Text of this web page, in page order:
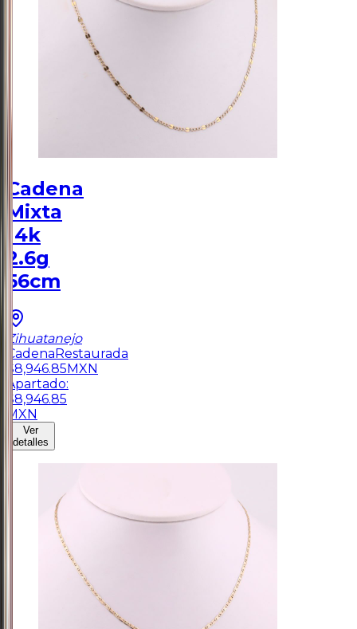
Cadena
Mixta
14k
2.6g
56cm
Zihuatanejo
CadenaRestaurada
$8,946.85MXN
Apartado:
$8,946.85
MXN
Ver
detalles